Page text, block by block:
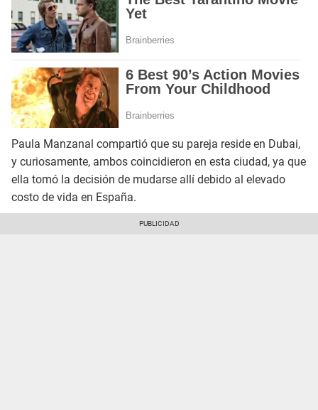
Paula Manzanal compartió que su pareja reside en Dubai,
y curiosamente, ambos coincidieron en esta ciudad, ya que
ella tomó la decisión de mudarse allí debido al elevado
costo de vida en España.